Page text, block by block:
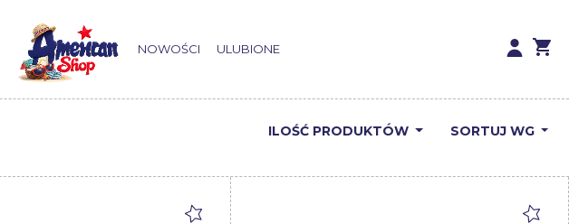
NOWOŚCI ULUBIONE
ILOŚĆ PRODUKTÓW SORTUJ WG